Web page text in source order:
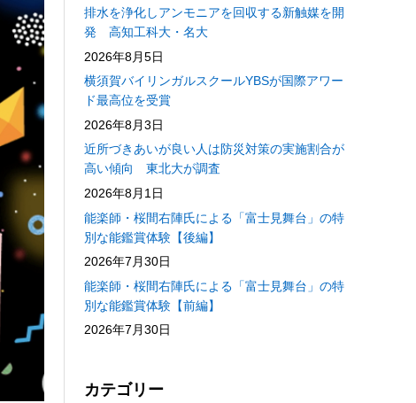
排水を浄化しアンモニアを回収する新触媒を開
発 高知工科大・名大
2026年8月5日
横須賀バイリンガルスクールYBSが国際アワー
ド最高位を受賞
2026年8月3日
近所づきあいが良い人は防災対策の実施割合が
高い傾向 東北大が調査
2026年8月1日
能楽師・桜間右陣氏による「富士見舞台」の特
別な能鑑賞体験【後編】
2026年7月30日
能楽師・桜間右陣氏による「富士見舞台」の特
別な能鑑賞体験【前編】
2026年7月30日
カテゴリー